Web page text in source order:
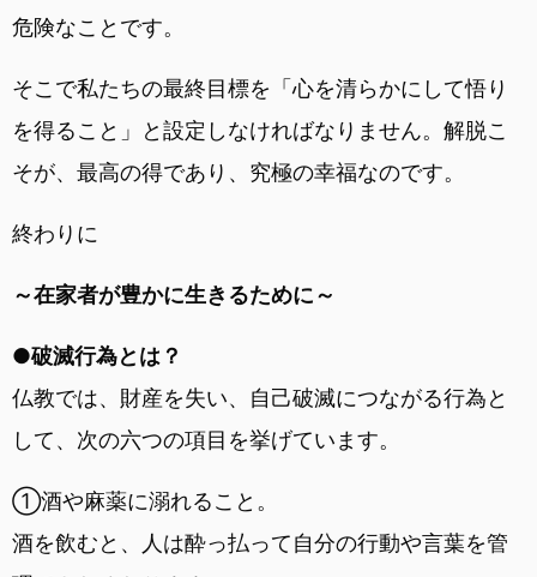
危険なことです。
そこで私たちの最終目標を「心を清らかにして悟り
を得ること」と設定しなければなりません。解脱こ
そが、最高の得であり、究極の幸福なのです。
終わりに
～在家者が豊かに生きるために～
●破滅行為とは？
仏教では、財産を失い、自己破滅につながる行為と
して、次の六つの項目を挙げています。
①酒や麻薬に溺れること。
酒を飲むと、人は酔っ払って自分の行動や言葉を管